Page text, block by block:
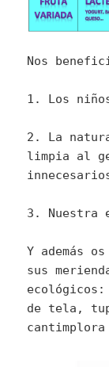
Nos
1. Los
2. La
limpia al
3. Nuestra
Y además
sus
de tela,